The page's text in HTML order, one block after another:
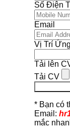
Số Điện
Email
Vị Trí
Tải lên
Tải CV
* Bạn có
Email:
mắc